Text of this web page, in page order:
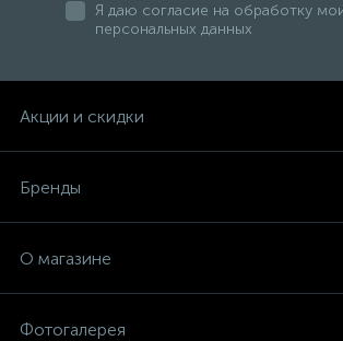
Я даю согласие на обработку
персональных данных
Акции и скидки
Бренды
О магазине
Фотогалерея